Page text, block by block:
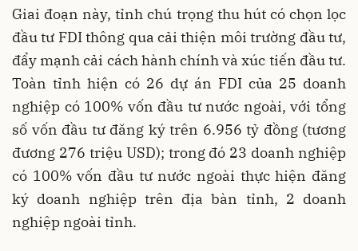
Giai đoạn này, tỉnh chú trọng thu hút có chọn lọc
đầu tư FDI thông qua cải thiện môi trường đầu tư,
đẩy mạnh cải cách hành chính và xúc tiến đầu tư.
Toàn tỉnh hiện có 26 dự án FDI của 25 doanh
nghiệp có 100% vốn đầu tư nước ngoài, với tổng
số vốn đầu tư đăng ký trên 6.956 tỷ đồng (tương
đương 276 triệu USD); trong đó 23 doanh nghiệp
có 100% vốn đầu tư nước ngoài thực hiện đăng
ký doanh nghiệp trên địa bàn tỉnh, 2 doanh
nghiệp ngoài tỉnh.